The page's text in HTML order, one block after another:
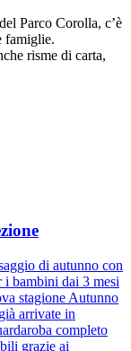
Parco Corolla, c’è
famiglie.
risme di carta,
di autunno con
i bambini dai 3 mesi
stagione Autunno
arrivate in
completo
grazie ai